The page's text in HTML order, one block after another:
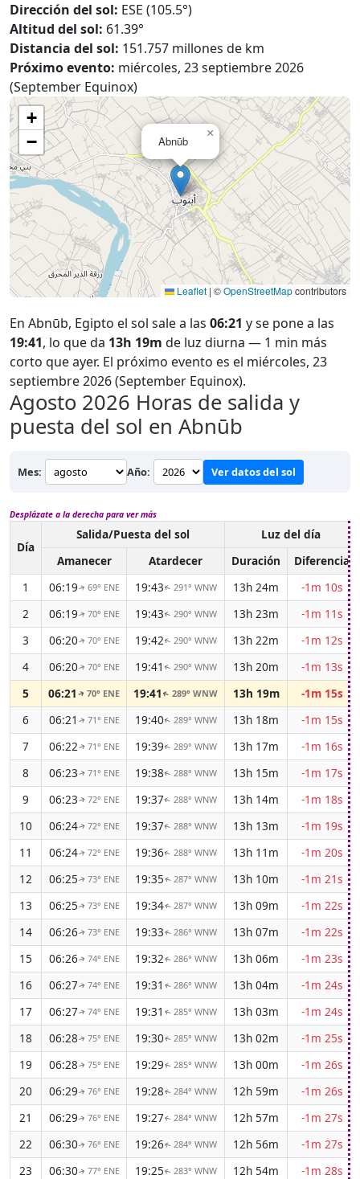
Dirección del sol: ESE (105.5°)
Altitud del sol: 61.39°
Distancia del sol: 151.757 millones de km
Próximo evento: miércoles, 23 septiembre 2026
(September Equinox)
Abnūb
×
+
−
Leaflet | ©OpenStreetMapcontributors
En Abnūb, Egipto el sol sale a las 06:21 y se pone a las
19:41, lo que da 13h 19m de luz diurna — 1 min más
corto que ayer. El próximo evento es el miércoles, 23
septiembre 2026 (September Equinox).
Agosto 2026 Horas de salida y
puesta del sol en Abnūb
Mes: Año: Ver datos del sol
Desplázate a la derecha para ver más
Día
Salida/Puesta del sol
Luz del día
Amanecer
Atardecer Duración
Diferencia
1
06:19↑ 69° ENE 19:43↑ 291° WNW 13h 24m
-1m 10s
2
06:19↑ 70° ENE 19:43↑ 290° WNW 13h 23m
-1m 11s
3
06:20↑ 70° ENE 19:42↑ 290° WNW 13h 22m
-1m 12s
4
06:20↑ 70° ENE 19:41 ↑ 290° WNW 13h 20m
-1m 13s
5
06:21 ↑70° ENE 19:41 ↑289° WNW 13h 19m
-1m 15s
6
06:21 ↑ 71° ENE 19:40↑ 289° WNW 13h 18m
-1m 15s
7
06:22↑ 71° ENE 19:39↑ 289° WNW 13h 17m
-1m 16s
8
06:23↑ 71° ENE 19:38↑ 288° WNW 13h 15m
-1m 17s
9
06:23↑ 72° ENE 19:37↑ 288° WNW 13h 14m
-1m 18s
10
06:24↑ 72° ENE 19:37↑ 288° WNW 13h 13m
-1m 19s
11
06:24↑ 72° ENE 19:36↑ 288° WNW 13h 11m
-1m 20s
12
06:25↑ 73° ENE 19:35↑ 287° WNW 13h 10m
-1m 21s
13
06:25↑ 73° ENE 19:34↑ 287° WNW 13h 09m
-1m 22s
14
06:26↑ 73° ENE 19:33↑ 286° WNW 13h 07m
-1m 22s
15
06:26↑ 74° ENE 19:32↑ 286° WNW 13h 06m
-1m 23s
16
06:27↑ 74° ENE 19:31 ↑ 286° WNW 13h 04m
-1m 24s
17
06:27↑ 74° ENE 19:31 ↑ 285° WNW 13h 03m
-1m 24s
18
06:28↑ 75° ENE 19:30↑ 285° WNW 13h 02m
-1m 25s
19
06:28↑ 75° ENE 19:29↑ 285° WNW 13h 00m
-1m 26s
20
06:29↑ 76° ENE 19:28↑ 284° WNW 12h 59m
-1m 26s
21
06:29↑ 76° ENE 19:27↑ 284° WNW 12h 57m
-1m 27s
22
06:30↑ 76° ENE 19:26↑ 284° WNW 12h 56m
-1m 27s
23
06:30↑ 77° ENE 19:25↑ 283° WNW 12h 54m
-1m 28s